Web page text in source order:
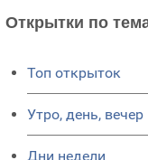
Открытки по
Топ открыток
Утро, день, вечер
Дни недели